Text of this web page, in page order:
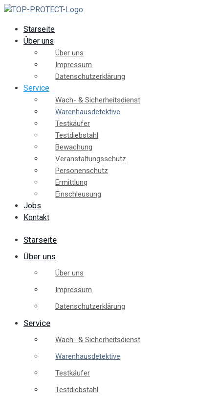
Starseite
Über uns
Über uns
Impressum
Datenschutzerklärung
Service
Wach- & Sicherheitsdienst
Warenhausdetektive
Testkäufer
Testdiebstahl
Bewachung
Veranstaltungsschutz
Personenschutz
Ermittlung
Einschleusung
Jobs
Kontakt
Starseite
Über uns
Über uns
Impressum
Datenschutzerklärung
Service
Wach- & Sicherheitsdienst
Warenhausdetektive
Testkäufer
Testdiebstahl